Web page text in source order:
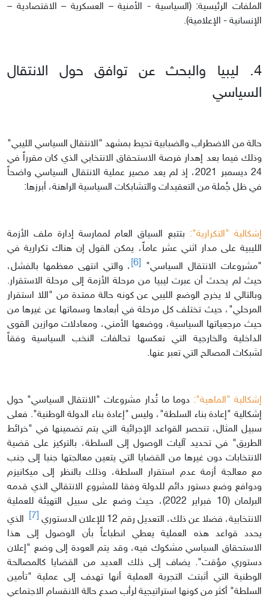
الملفات الرئيسية: (السياسية - الأمنية – العسكرية – الاقتصادية –
الإنسانية - الإعلامية).
4. ليبيا والبحث عن توافق حول الانتقال
السياسي
حالة من الاضطراب والضبابية تحيط بمشهد "الانتقال السياسي الليبي"
وذلك فيما بعد إهدار فرصة الاستحقاق الانتخابي الذي كان مقرراً في
24 ديسمبر 2021، إذ لم يعد مصير عملية الانتقال السياسي واضحاً
في ظل جُملة من التعقيدات والتشابكات السياسية الراهنة، أبرزها:
إشكالية "التكرارية": بتتبع السياق العام لممارسة إدارة ملف الأزمة
الليبية على مدار اثني عشر عاماً، يمكن القول إن هناك تكرارية في
"مشروعات الانتقال السياسي"
، والتي انتهى معظمها بالفشل،
حيث لم يحدث أن عبرت ليبيا من مرحلة الأزمة إلى مرحلة الاستقرار.
وبالتالي لا يخرج الوضع الليبي عن كونه حالة ممتدة من "اللا استقرار
المرحلي"، حيث تختلف كل مرحلة في أبعادها وسماتها عن غيرها من
حيث مرجعياتها السياسية، ووضعها الأمني، ومعادلات موازين القوى
الداخلية والخارجية التي تعكسها تحالفات النخب السياسية وفقاً
لشبكات المصالح التي تعبر عنها.
إشكالية "الماهية":دوما ما تُدار مشروعات "الانتقال السياسي" حول
إشكالية "إعادة بناء السلطة"، وليس "إعادة بناء الدولة الوطنية". فعلى
سبيل المثال، تنحصر القواعد الإجرائية التي يتم تضمينها في "خرائط
الطريق" في تحديد آليات الوصول إلى السلطة، بالتركيز على قضية
الانتخابات دون غيرها من القضايا التي يتعين معالجتها جنبا إلى جنب
مع معالجة أزمة عدم استقرار السلطة، وذلك بالنظر إلى ميكانيزم
ودوافع وضع دستور دائم للدولة وفقا للمشروع الانتقالي الذي قدمه
البرلمان (10 فبراير 2022)، حيث وضع على سبيل التهيئة للعملية
الانتخابية، فضلا عن ذلك، التعديل رقم 12 للإعلان الدستوري
الذي
يحدد قواعد هذه العملية يعطي انطباعاً بأن الوصول إلى هذا
الاستحقاق السياسي مشكوك فيه، وقد يتم العودة إلى وضع "إعلان
دستوري مؤقت". يضاف إلى ذلك العديد من القضايا كالمصالحة
الوطنية التي أثبتت التجربة العملية أنها تهدف إلى عملية "تأمين
السلطة" أكثر من كونها استراتيجية لرأب صدع حالة الانقسام الاجتماعي